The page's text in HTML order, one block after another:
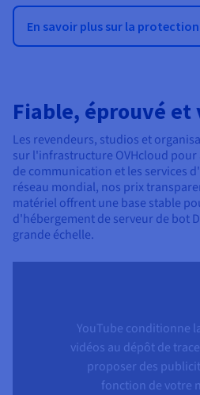
En savoir plus sur la protection
Fiable, éprouvé et
Les revendeurs, studios et
sur l'infrastructure OVHcloud
de communication et les services
réseau mondial, nos prix
matériel offrent une base stable
d'hébergement de serveur de bot
grande échelle.
YouTube conditionne
vidéos au dépôt de
proposer des
fonction de votre